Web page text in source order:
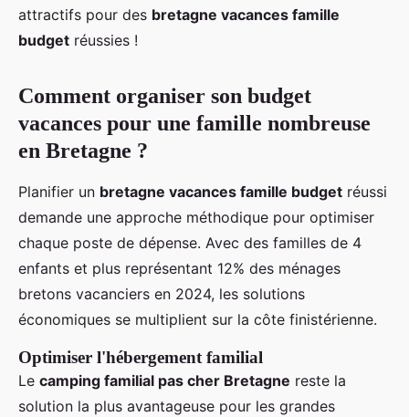
attractifs pour des bretagne vacances famille
budget réussies !
Comment organiser son budget
vacances pour une famille nombreuse
en Bretagne ?
Planifier un bretagne vacances famille budget réussi
demande une approche méthodique pour optimiser
chaque poste de dépense. Avec des familles de 4
enfants et plus représentant 12% des ménages
bretons vacanciers en 2024, les solutions
économiques se multiplient sur la côte finistérienne.
Optimiser l'hébergement familial
Le camping familial pas cher Bretagne reste la
solution la plus avantageuse pour les grandes